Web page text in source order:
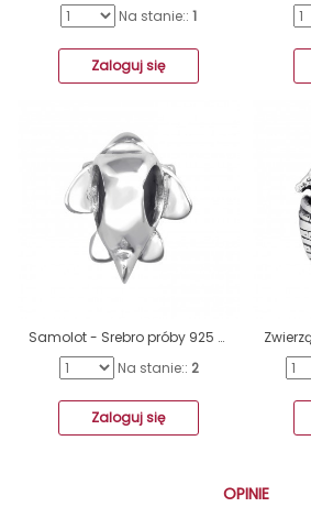
Na stanie:: 1
Zaloguj się
Samolot - Srebro próby 925 Charmsy bez kamieni A4S6015
Na stanie:: 2
Zaloguj się
OPINIE